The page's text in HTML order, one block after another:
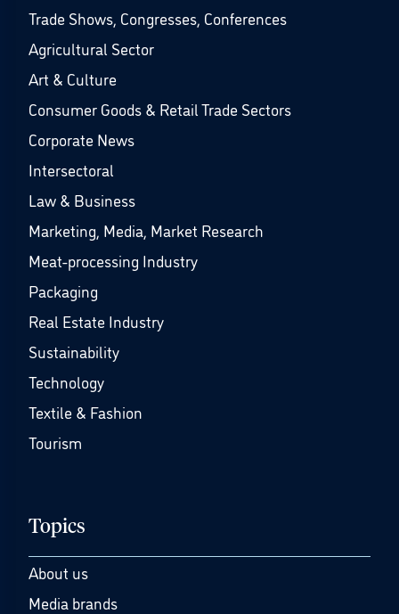
Trade Shows, Congresses, Conferences
Agricultural Sector
Art & Culture
Consumer Goods & Retail Trade Sectors
Corporate News
Intersectoral
Law & Business
Marketing, Media, Market Research
Meat-processing Industry
Packaging
Real Estate Industry
Sustainability
Technology
Textile & Fashion
Tourism
Topics
About us
Media brands